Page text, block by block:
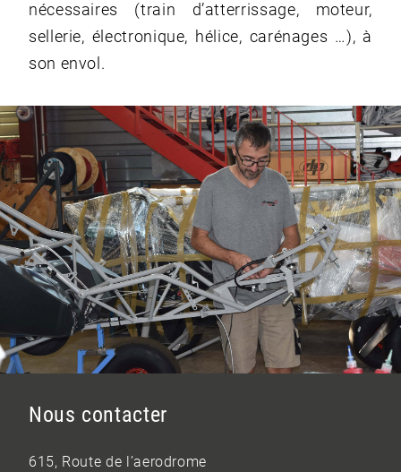
nécessaires (train d’atterrissage, moteur,
sellerie, électronique, hélice, carénages …), à
son envol.
Nous contacter
615, Route de l’aerodrome